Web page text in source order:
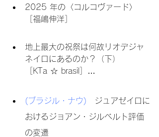
2025 年の〈コルコヴァード〉
［福嶋伸洋］
地上最大の祝祭は何故リオデジャ
ネイロにあるのか？（下）
［KTa ☆ brasil］…
(ブラジル・ナウ)
ジュアゼイロに
おけるジョアン・ジルベルト評価
の変遷